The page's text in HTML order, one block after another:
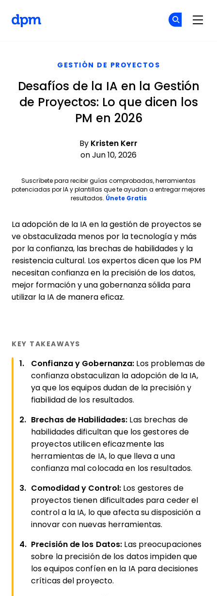
GESTIÓN DE PROYECTOS
Desafíos de la IA en la Gestión
de Proyectos: Lo que dicen los
PM en 2026
By Kristen Kerr
on Jun 10, 2026
Suscríbete para recibir guías comprobadas, herramientas
potenciadas por IA y plantillas que te ayudan a entregar mejores
resultados. Únete GratisOpens new window
La adopción de la IA en la gestión de proyectos se
ve obstaculizada menos por la tecnología y más
por la confianza, las brechas de habilidades y la
resistencia cultural. Los expertos dicen que los PM
necesitan confianza en la precisión de los datos,
mejor formación y una gobernanza sólida para
utilizar la IA de manera eficaz.
KEY TAKEAWAYS
Confianza y Gobernanza: Los problemas de
confianza obstaculizan la adopción de la IA,
ya que los equipos dudan de la precisión y
fiabilidad de los resultados.
Brechas de Habilidades: Las brechas de
habilidades dificultan que los gestores de
proyectos utilicen eficazmente las
herramientas de IA, lo que lleva a una
confianza mal colocada en los resultados.
Comodidad y Control: Los gestores de
proyectos tienen dificultades para ceder el
control a la IA, lo que afecta su disposición a
innovar con nuevas herramientas.
Precisión de los Datos: Las preocupaciones
sobre la precisión de los datos impiden que
los equipos confíen en la IA para decisiones
críticas del proyecto.